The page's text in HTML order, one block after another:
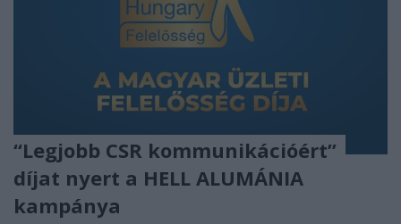
“Legjobb CSR kommunikációért”
díjat nyert a HELL ALUMÁNIA
kampánya